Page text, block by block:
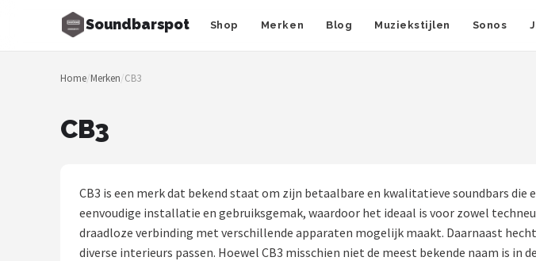
Soundbarspot Shop Merken Blog Muziekstijlen Sonos
Zoeken
NAVIGATIE
Muziekstijlen
Home/Merken/CB3
CB3
CB3 is een merk dat bekend staat om zijn betaalbare en kwalitatieve soundbars
eenvoudige installatie en gebruiksgemak, waardoor het ideaal is voor zowel
draadloze verbinding met verschillende apparaten mogelijk maakt. Daarnaast
diverse interieurs passen. Hoewel CB3 misschien niet de meest bekende naam is